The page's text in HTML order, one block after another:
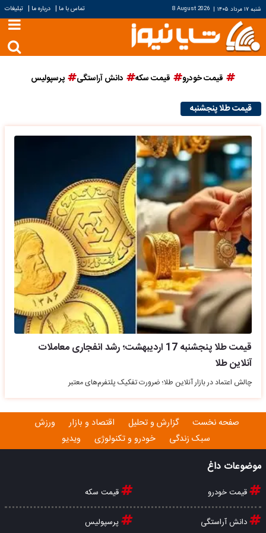
شنبه ۱۷ مرداد ۱۴۰۵ |
8 August 2026 تماس با ما | درباره ما | تبلیغات
قیمت خودرو قیمت سکه دانش آراستگی پرسپولیس
قیمت طلا پنجشنبه
قیمت طلا پنجشنبه 17 اردیبهشت؛ رشد انفجاری معاملات
آنلاین طلا
چالش اعتماد در بازار آنلاین طلا؛ ضرورت تفکیک پلتفرم‌های معتبر
صفحه نخست گزارش و تحلیل اقتصاد و بازار
ورزش
سبک زندگی
خودرو و تکنولوژی ویدیو
موضوعات داغ
قیمت خودرو قیمت سکه
دانش آراستگی پرسپولیس